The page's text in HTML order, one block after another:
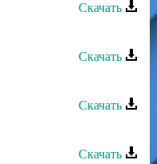
Скачать
Скачать
Скачать
Скачать